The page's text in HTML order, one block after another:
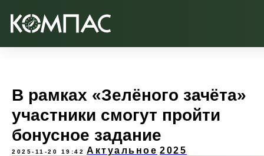
В рамках «Зелёного зачёта»
участники смогут пройти
бонусное задание
2025-11-20 19:42 Актуальное 2025